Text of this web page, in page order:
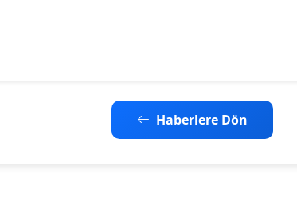
Haberlere Dön